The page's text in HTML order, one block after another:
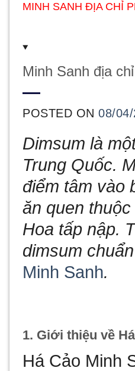
MINH SANH ĐỊA CHỈ
Minh Sanh địa
POSTED ON08/
Dimsum là
Trung Quốc.
điểm tâm vào
ăn quen
Hoa tấp nập.
dimsum
Minh Sanh.
1. Giới thiệu về
Há Cảo Minh